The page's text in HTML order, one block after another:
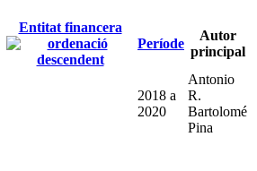
Entitat financera
Període
Autor
principal
2018 a
2020
Antonio
R.
Bartolomé
Pina